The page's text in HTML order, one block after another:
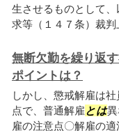
生させるものとして
求等（１４７条）裁
無断欠勤を繰り返
ポイントは？
しかし、懲戒解雇は
点で、普通解雇 とは
雇の注意点〇解雇の